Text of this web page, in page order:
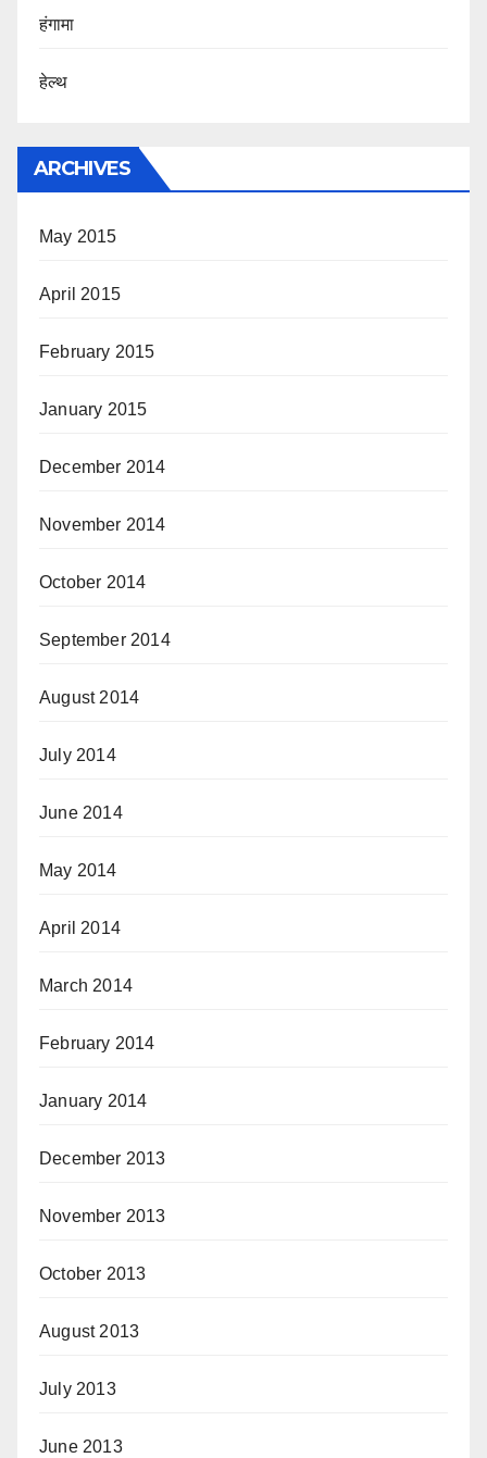
हंगामा
हेल्थ
ARCHIVES
May 2015
April 2015
February 2015
January 2015
December 2014
November 2014
October 2014
September 2014
August 2014
July 2014
June 2014
May 2014
April 2014
March 2014
February 2014
January 2014
December 2013
November 2013
October 2013
August 2013
July 2013
June 2013